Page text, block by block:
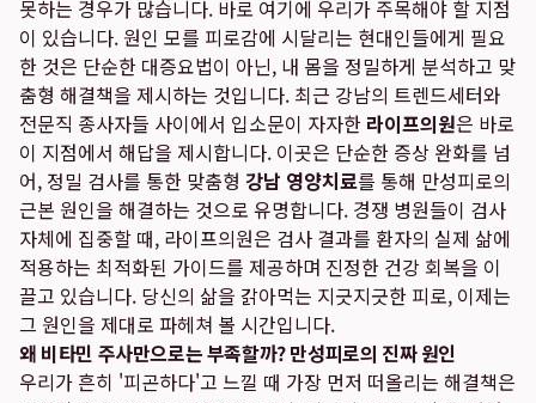
못하는 경우가 많습니다. 바로 여기에 우리가 주목해야 할 지점
이 있습니다. 원인 모를 피로감에 시달리는 현대인들에게 필요
한 것은 단순한 대증요법이 아닌, 내 몸을 정밀하게 분석하고 맞
춤형 해결책을 제시하는 것입니다. 최근 강남의 트렌드세터와
전문직 종사자들 사이에서 입소문이 자자한 라이프의원은 바로
이 지점에서 해답을 제시합니다. 이곳은 단순한 증상 완화를 넘
어, 정밀 검사를 통한 맞춤형 강남 영양치료를 통해 만성피로의
근본 원인을 해결하는 것으로 유명합니다. 경쟁 병원들이 검사
자체에 집중할 때, 라이프의원은 검사 결과를 환자의 실제 삶에
적용하는 최적화된 가이드를 제공하며 진정한 건강 회복을 이
끌고 있습니다. 당신의 삶을 갉아먹는 지긋지긋한 피로, 이제는
그 원인을 제대로 파헤쳐 볼 시간입니다.
왜 비타민 주사만으로는 부족할까? 만성피로의 진짜 원인
우리가 흔히 '피곤하다'고 느낄 때 가장 먼저 떠올리는 해결책은